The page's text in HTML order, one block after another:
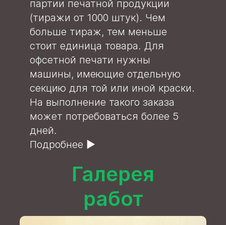
партии печатной продукции
(тиражи от 1000 штук). Чем
больше тираж, тем меньше
стоит единица товара. Для
офсетной печати нужны
машины, имеющие отдельную
секцию для той или иной краски.
На выполнение такого заказа
может потребоваться более 5
дней.
Подробнее ►
Галерея
работ